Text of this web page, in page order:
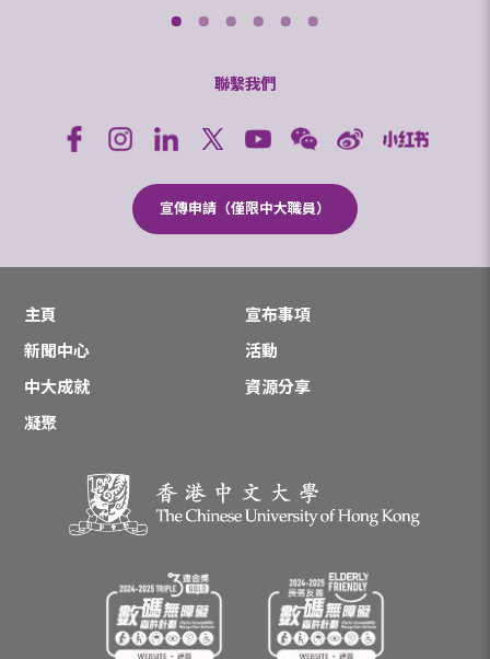
聯繫我們
宣傳申請（僅限中大職員）
主頁
宣布事項
新聞中心
活動
中大成就
資源分享
凝聚